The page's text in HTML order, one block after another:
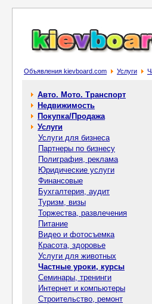
Объявления kievboard.com Услуги
Авто. Мото. Транспорт
Недвижимость
Покупка/Продажа
Услуги
Услуги для бизнеса
Партнеры по бизнесу
Полиграфия, реклама
Юридические услуги
Финансовые
Бухгалтерия, аудит
Туризм, визы
Торжества, развлечения
Питание
Видео и фотосъемка
Красота, здоровье
Услуги для животных
Частные уроки, курсы
Семинары, тренинги
Интернет и компьютеры
Строительство, ремонт